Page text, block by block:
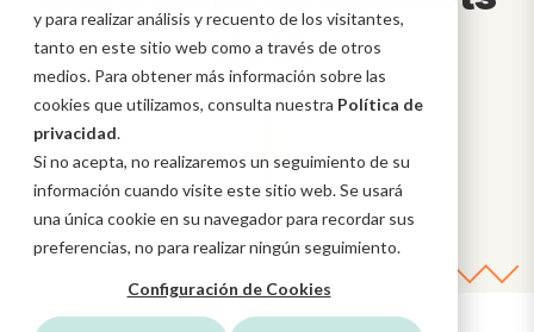
y para realizar análisis y recuento de los visitantes,
tanto en este sitio web como a través de otros
medios. Para obtener más información sobre las
cookies que utilizamos, consulta nuestra Política de
privacidad.
Si no acepta, no realizaremos un seguimiento de su
información cuando visite este sitio web. Se usará
una única cookie en su navegador para recordar sus
preferencias, no para realizar ningún seguimiento.
Configuración de Cookies
de IA